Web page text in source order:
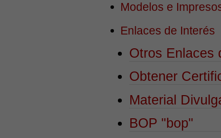
Modelos e
Enlaces de Interés
Otros
Obtener
Material
BOP "bop"